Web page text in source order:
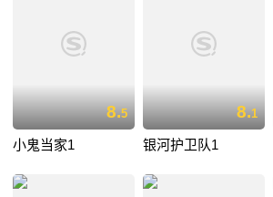
8.5
小鬼当家1
8.1
银河护卫队1